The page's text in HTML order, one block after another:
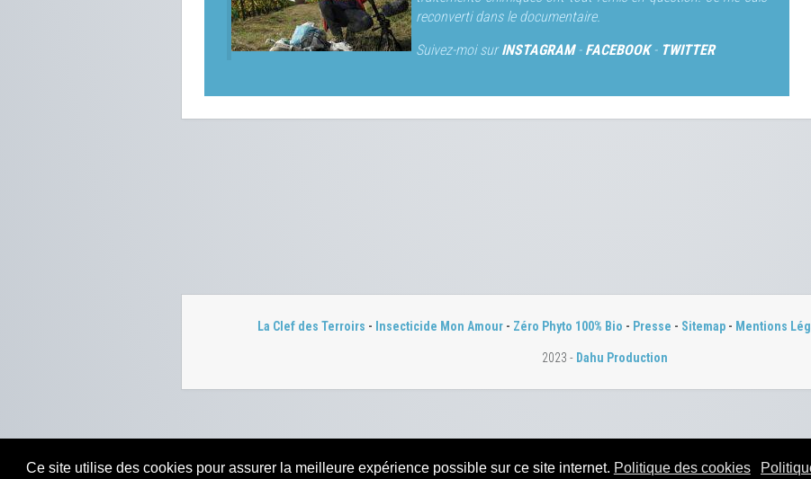
Ce site utilise des cookies pour assurer la meilleure expérience possible sur ce site internet. Politique des cookies
reconverti dans le documentaire.
Suivez-moi surINSTAGRAM- FACEBOOK- TWITTER
La Clef des Terroirs - Insecticide Mon Amour - Zéro Phyto 100% Bio - Presse - Sitemap - Mentions
2023 - Dahu Production